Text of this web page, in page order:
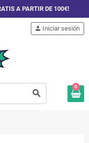
A PARTIR DE 100€!
search
person Iniciar sesión
0